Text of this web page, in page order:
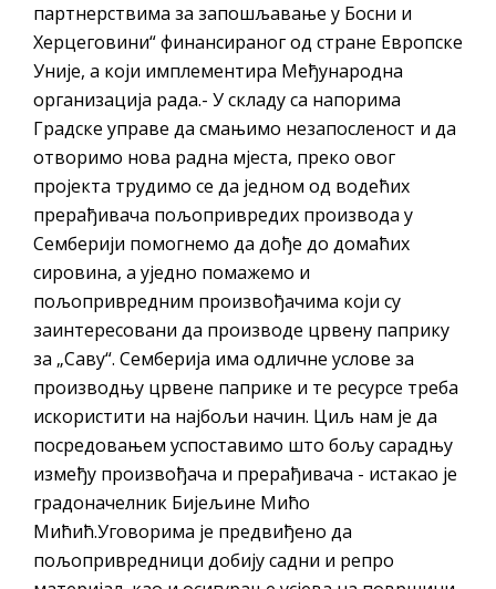
партнерствима за запошљавање у Босни и
Херцеговини“ финансираног од стране Европске
Уније, а који имплементира Међународна
организација рада.- У складу са напорима
Градске управе да смањимо незапосленост и да
отворимо нова радна мјеста, преко овог
пројекта трудимо се да једном од водећих
прерађивача пољопривредих производа у
Семберији помогнемо да дође до домаћих
сировина, а уједно помажемо и
пољопривредним произвођачима који су
заинтересовани да производе црвену паприку
за „Саву“. Семберија има одличне услове за
производњу црвене паприке и те ресурсе треба
искористити на најбољи начин. Циљ нам је да
посредовањем успоставимо што бољу сарадњу
између произвођача и прерађивача - истакао је
градоначелник Бијељине Мићо
Мићић.Уговорима је предвиђено да
пољопривредници добију садни и репро